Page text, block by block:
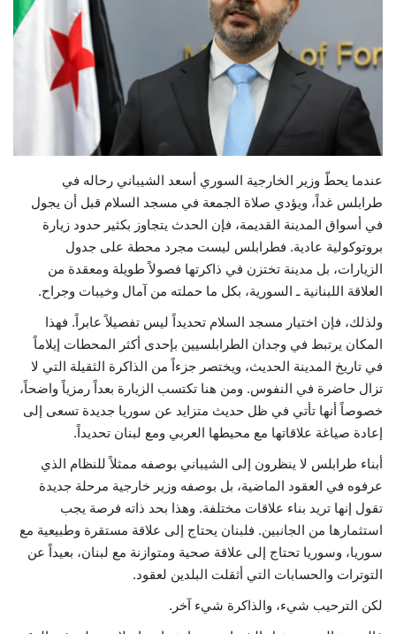
عندما يحطّ وزير الخارجية السوري أسعد الشيباني رحاله في
طرابلس غداً، ويؤدي صلاة الجمعة في مسجد السلام قبل أن يجول
في أسواق المدينة القديمة، فإن الحدث يتجاوز بكثير حدود زيارة
بروتوكولية عادية. فطرابلس ليست مجرد محطة على جدول
الزيارات، بل مدينة تختزن في ذاكرتها فصولاً طويلة ومعقدة من
العلاقة اللبنانية ـ السورية، بكل ما حملته من آمال وخيبات وجراح.
ولذلك، فإن اختيار مسجد السلام تحديداً ليس تفصيلاً عابراً. فهذا
المكان يرتبط في وجدان الطرابلسيين بإحدى أكثر المحطات إيلاماً
في تاريخ المدينة الحديث، ويختصر جزءاً من الذاكرة الثقيلة التي لا
تزال حاضرة في النفوس. ومن هنا تكتسب الزيارة بعداً رمزياً واضحاً،
خصوصاً أنها تأتي في ظل حديث متزايد عن سوريا جديدة تسعى إلى
إعادة صياغة علاقاتها مع محيطها العربي ومع لبنان تحديداً.
أبناء طرابلس لا ينظرون إلى الشيباني بوصفه ممثلاً للنظام الذي
عرفوه في العقود الماضية، بل بوصفه وزير خارجية مرحلة جديدة
تقول إنها تريد بناء علاقات مختلفة. وهذا بحد ذاته فرصة يجب
استثمارها من الجانبين. فلبنان يحتاج إلى علاقة مستقرة وطبيعية مع
سوريا، وسوريا تحتاج إلى علاقة صحية ومتوازنة مع لبنان، بعيداً عن
التوترات والحسابات التي أثقلت البلدين لعقود.
لكن الترحيب شيء، والذاكرة شيء آخر.